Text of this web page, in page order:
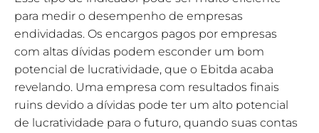
para medir o desempenho de empresas
endividadas. Os encargos pagos por empresas
com altas dívidas podem esconder um bom
potencial de lucratividade, que o Ebitda acaba
revelando. Uma empresa com resultados finais
ruins devido a dívidas pode ter um alto potencial
de lucratividade para o futuro, quando suas contas